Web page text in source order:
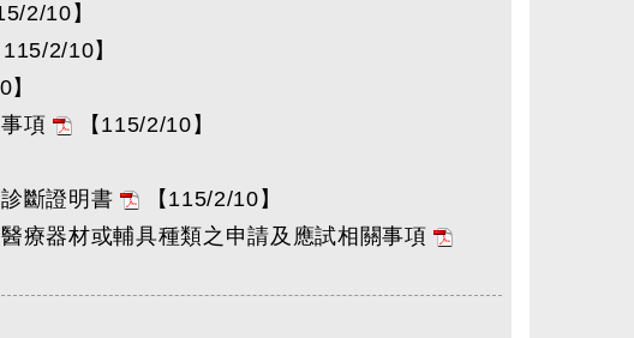
2/10】
2/10】
項
【115/2/10】
斷證明書
【115/2/10】
療器材或輔具種類之申請及應試相關事項